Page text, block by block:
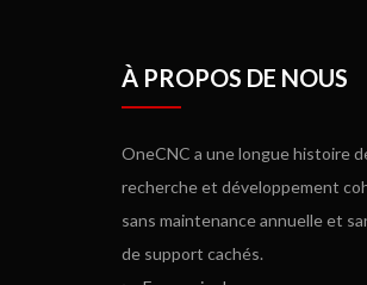
À PROPOS DE NOUS
OneCNC a une longue histoire
recherche et développement
sans maintenance annuelle et
de support cachés.